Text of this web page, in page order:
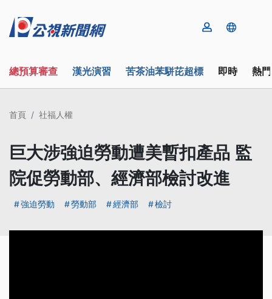
總預算審查 漢光演習 苦茶油苯駢芘超標 即時 熱
首頁 社福人權
巨大涉強迫勞動遭美暫扣產品 監
院促勞動部、經濟部檢討改進
強迫勞動 勞動部 經濟部 檢討